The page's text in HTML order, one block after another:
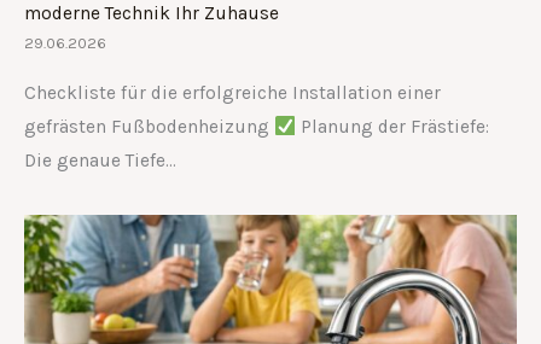
moderne Technik Ihr Zuhause
29.06.2026
Checkliste für die erfolgreiche Installation einer
gefrästen Fußbodenheizung
Planung der Frästiefe:
Die genaue Tiefe…